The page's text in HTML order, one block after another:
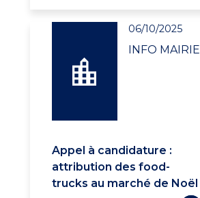
06/10/2025
INFO MAIRIE
Appel à candidature :
attribution des food-
trucks au marché de Noël